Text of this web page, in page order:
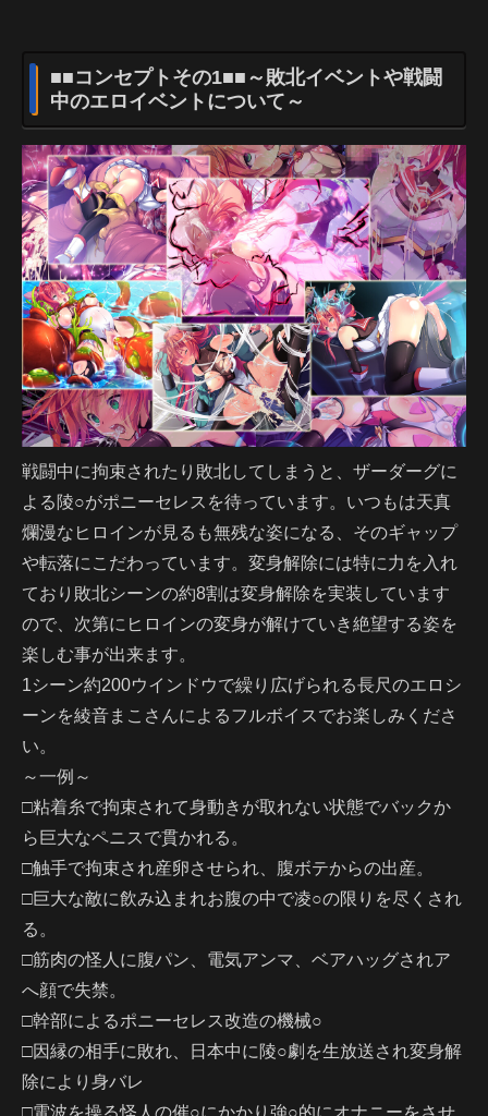
■■コンセプトその1■■～敗北イベントや戦闘
中のエロイベントについて～
戦闘中に拘束されたり敗北してしまうと、ザーダーグに
よる陵○がポニーセレスを待っています。いつもは天真
爛漫なヒロインが見るも無残な姿になる、そのギャップ
や転落にこだわっています。変身解除には特に力を入れ
ており敗北シーンの約8割は変身解除を実装しています
ので、次第にヒロインの変身が解けていき絶望する姿を
楽しむ事が出来ます。
1シーン約200ウインドウで繰り広げられる長尺のエロシ
ーンを綾音まこさんによるフルボイスでお楽しみくださ
い。
～一例～
□粘着糸で拘束されて身動きが取れない状態でバックか
ら巨大なペニスで貫かれる。
□触手で拘束され産卵させられ、腹ボテからの出産。
□巨大な敵に飲み込まれお腹の中で凌○の限りを尽くされ
る。
□筋肉の怪人に腹パン、電気アンマ、ベアハッグされア
へ顔で失禁。
□幹部によるポニーセレス改造の機械○
□因縁の相手に敗れ、日本中に陵○劇を生放送され変身解
除により身バレ